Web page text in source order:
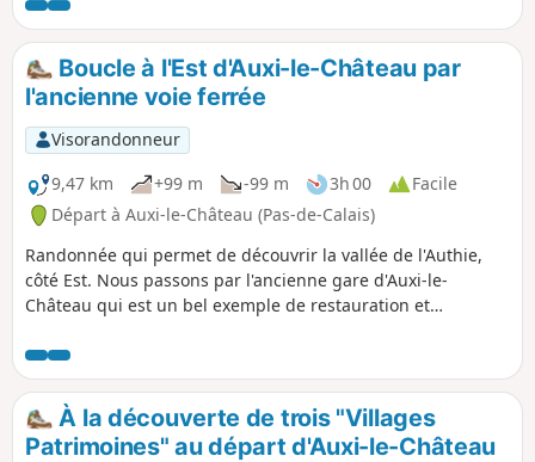
Boucle à l'Est d'Auxi-le-Château par
l'ancienne voie ferrée
Visorandonneur
9,47 km
+99 m -99 m 3h 00
Facile
Départ à Auxi-le-Château (Pas-de-Calais)
Randonnée qui permet de découvrir la vallée de l'Authie,
côté Est. Nous passons par l'ancienne gare d'Auxi-le-
Château qui est un bel exemple de restauration et
petit cimetière militaire qui nous rappelle, ici aussi, les
horreurs de la guerre. Enfin, profitons des superbes points
de vue sur la vallée et sur la charmante ville d'Auxi.
À la découverte de trois "Villages
Patrimoines" au départ d'Auxi-le-Château